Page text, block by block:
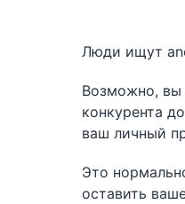
Люди ищут
Возможно, вы
конкурента
ваш личный
Это
оставить